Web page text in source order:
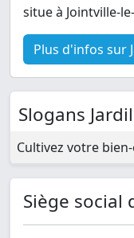
situe à Jointville-
Plus d'infos sur
Slogans
Cultivez votre
Siège social